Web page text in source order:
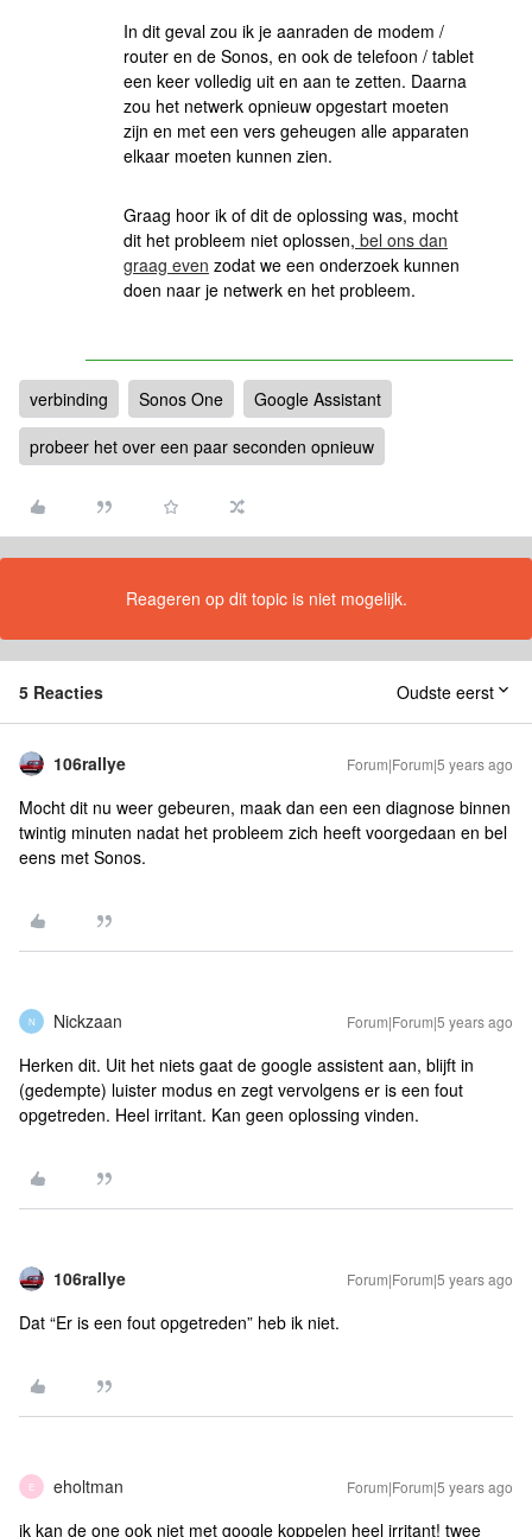
In dit geval zou ik je aanraden de modem /
router en de Sonos, en ook de telefoon / tablet
een keer volledig uit en aan te zetten. Daarna
zou het netwerk opnieuw opgestart moeten
zijn en met een vers geheugen alle apparaten
elkaar moeten kunnen zien.
Graag hoor ik of dit de oplossing was, mocht
dit het probleem niet oplossen, bel ons dan
graag even zodat we een onderzoek kunnen
doen naar je netwerk en het probleem.
verbinding Sonos One
Google Assistant
probeer het over een paar seconden opnieuw
Reageren op dit topic is niet mogelijk.
5 Reacties Oudste eerst
106rallye Forum|Forum|5 years ago
Mocht dit nu weer gebeuren, maak dan een een diagnose binnen
twintig minuten nadat het probleem zich heeft voorgedaan en bel
eens met Sonos.
N Nickzaan Forum|Forum|5 years ago
Herken dit. Uit het niets gaat de google assistent aan, blijft in
(gedempte) luister modus en zegt vervolgens er is een fout
opgetreden. Heel irritant. Kan geen oplossing vinden.
106rallye Forum|Forum|5 years ago
Dat “Er is een fout opgetreden” heb ik niet.
E eholtman Forum|Forum|5 years ago
ik kan de one ook niet met google koppelen heel irritant! twee